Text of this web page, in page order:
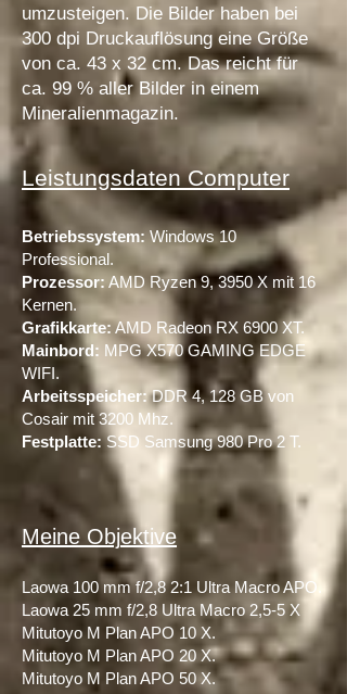
umzusteigen. Die Bilder haben bei
300 dpi Druckauflösung eine Größe
von ca. 43 x 32 cm. Das reicht für
ca. 99 % aller Bilder in einem
Mineralienmagazin.
Leistungsdaten Computer
Betriebssystem: Windows 10
Professional.
Prozessor: AMD Ryzen 9, 3950 X mit 16
Kernen.
Grafikkarte: AMD Radeon RX 6900 XT.
Mainbord: MPG X570 GAMING EDGE
WIFI.
Arbeitsspeicher:DDR 4, 128 GB von
Cosair mit 3200 Mhz.
Festplatte:SSD Samsung 980 Pro 2 T.
Meine Objektive
Laowa 100 mm f/2,8 2:1 Ultra Macro APO.
Laowa 25 mm f/2,8 Ultra Macro 2,5-5 X
Mitutoyo M Plan APO 10 X.
Mitutoyo M Plan APO 20 X.
Mitutoyo M Plan APO 50 X.